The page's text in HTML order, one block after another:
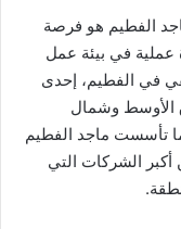
الفطيم هو فرصة
عملية في بيئة عمل
في الفطيم، إحدى
الأوسط وشمال
تأسست ماجد الفطيم
من أكبر الشركات التي